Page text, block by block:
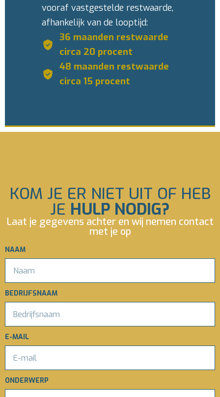
vooraf vastgestelde restwaarde,
afhankelijk van de looptijd:
36 maanden restwaarde
circa 20 procent
48 maanden restwaarde
circa 15 procent
KOM JE ER NIET UIT OF HEB
JE HULP NODIG?
Laat je gegevens achter en wij nemen contact
met je op
NAAM
BEDRIJFSNAAM
E-MAIL
ONDERWERP